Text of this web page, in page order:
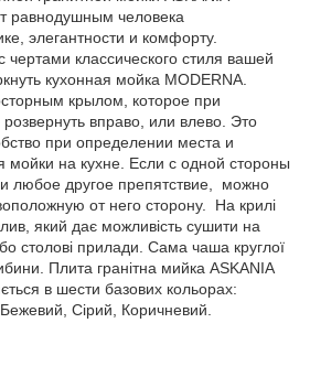
равнодушным человека
элегантности и комфорту.
классического стиля вашей
кухонная мойка MODERNA.
крылом, которое при
вправо, или влево. Это
при определении места и
мойки на кухне. Если с одной стороны
любое другое препятствие, можно
от него сторону. На крилі
який дає можливість сушити на
столові прилади. Сама чаша круглої
Плита гранітна мийка ASKANIA
в шести базових кольорах:
Сірий, Коричневий.